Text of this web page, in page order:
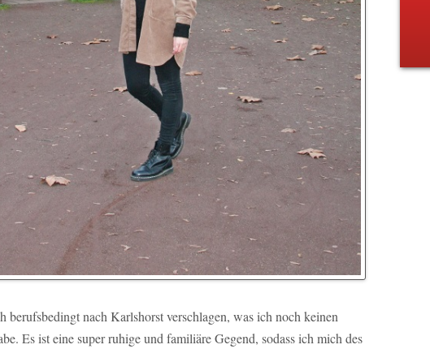
berufsbedingt nach Karlshorst verschlagen, was ich noch keinen
Es ist eine super ruhige und familiäre Gegend, sodass ich mich des